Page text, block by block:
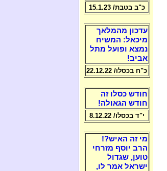
כ"ב בטבת/ 15.1.23
עדכון מהמלאך
מיכאל: המשיח
נמצא ופועל מתל
אביב!
כ"ח בכסלו/ 22.12.22
חודש כסלו זה
חודש הגאולה!
י"ד בכסלו/ 8.12.22
מי זה האיש?!
הרב יוסף מזרחי
טוען, שגדול
ישראל אמר לו,